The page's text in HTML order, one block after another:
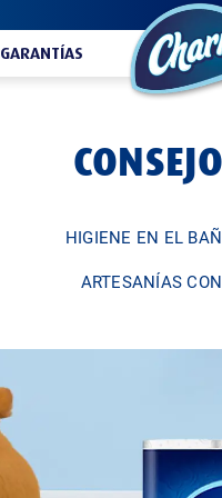
GARANTÍAS
HIGIENE EN EL
ARTESANÍAS